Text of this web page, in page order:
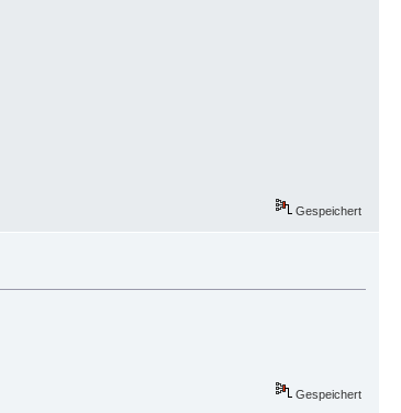
Gespeichert
Gespeichert